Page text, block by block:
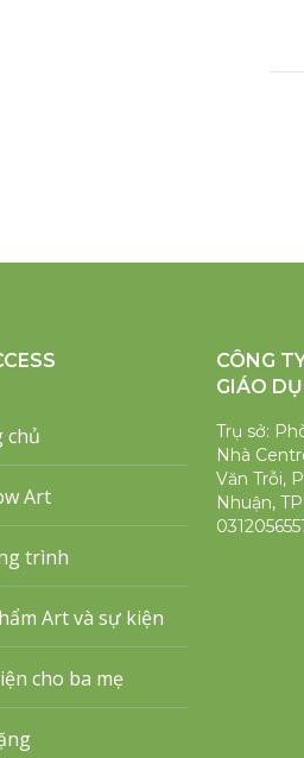
chủ
Art
trình
Art và sự kiện
cho ba mẹ
CÔNG
GIÁO
Trụ sở:
Nhà
Văn Trỗi,
Nhuận,
0312056551